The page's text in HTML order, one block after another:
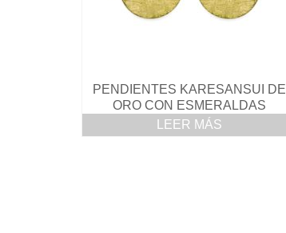
PENDIENTES KARESANSUI DE
ORO CON ESMERALDAS
LEER MÁS